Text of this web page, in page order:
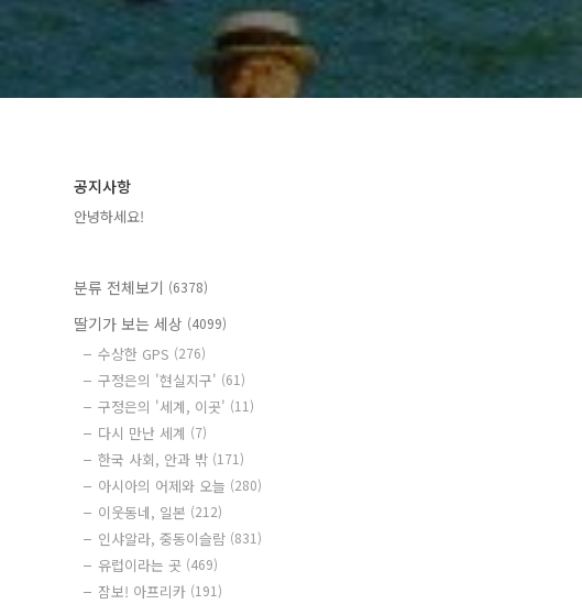
공지사항
안녕하세요!
분류 전체보기 (6378)
딸기가 보는 세상 (4099)
수상한 GPS (276)
구정은의 '현실지구' (61)
구정은의 '세계, 이곳' (11)
다시 만난 세계 (7)
한국 사회, 안과 밖 (171)
아시아의 어제와 오늘 (280)
이웃동네, 일본 (212)
인샤알라, 중동이슬람 (831)
유럽이라는 곳 (469)
잠보! 아프리카 (191)